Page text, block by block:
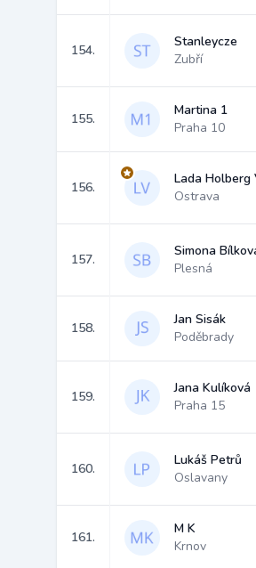
154.
Stanleycze
Zubří
155.
Martina 1
Praha 10
156.
Lada Holberg
Ostrava
157.
Simona
Plesná
158.
Jan Sisák
Poděbrady
159.
Jana Kulíková
Praha 15
160.
Lukáš Petrů
Oslavany
161.
M K
Krnov